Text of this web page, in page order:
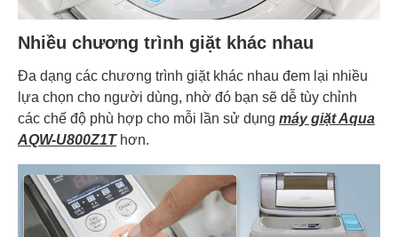
Nhiều chương trình giặt khác nhau
Đa dạng các chương trình giặt khác nhau đem lại nhiều
lựa chọn cho người dùng, nhờ đó bạn sẽ dễ tùy chỉnh
các chế độ phù hợp cho mỗi lần sử dụng máy giặt Aqua
AQW-U800Z1Thơn.